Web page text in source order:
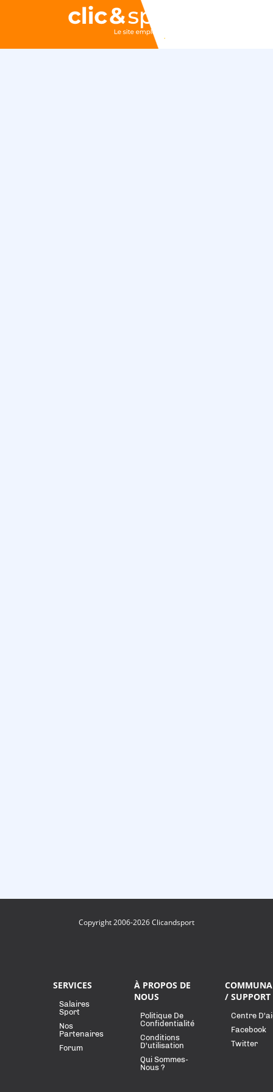
Copyright 2006-2026 Clicandsport
SERVICES
Salaires
Sport
Nos
Partenaires
Forum
À PROPOS DE
NOUS
Politique De
Confidentialité
Conditions
D'utilisation
Qui Sommes-
Nous ?
/ SUPPORT
Centre
Facebook
Twitter